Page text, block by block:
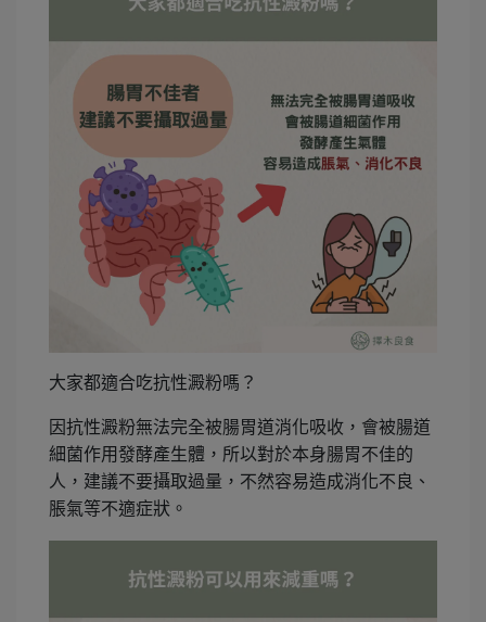
大家都適合吃抗性澱粉嗎？
因抗性澱粉無法完全被腸胃道消化吸收，會被腸道
細菌作用發酵產生體，所以對於本身腸胃不佳的
人，建議不要攝取過量，不然容易造成消化不良、
脹氣等不適症狀。